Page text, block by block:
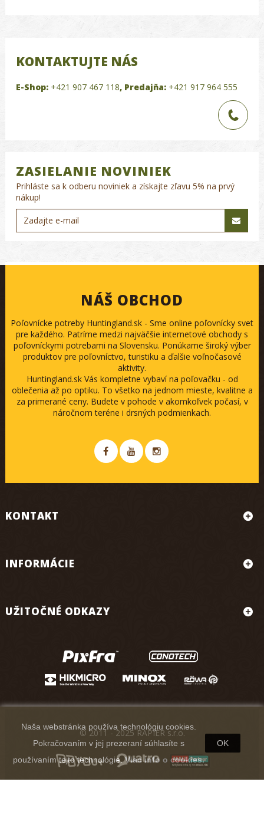
KONTAKTUJTE NÁS
E-Shop: +421 907 467 118, Predajňa: +421 917 964 555
ZASIELANIE NOVINIEK
Prihláste sa k odberu noviniek a získajte zľavu 5% na prvý
nákup!
NÁŠ OBCHOD
Poľovnícke potreby Huntingland.sk - Sme online poľovnícky svet
pre každého. Patríme medzi najväčšie internetové obchody s
poľovníckymi potrebami na Slovensku. Ponúkame široký výber
produktov pre poľovníctvo, turistiku a ďalšie voľnočasové
aktivity.
Huntingland.sk Vás kompletne vybaví na poľovačku - od
oblečenia až po optiku. To všetko na jednom mieste, kvalitne a
za primerané ceny. Budete v pohode v akomkoľvek počasí, v
náročnom teréne i drsných podmienkach.
KONTAKT
INFORMÁCIE
UŽITOČNÉ ODKAZY
Naša webstránka používa technológiu cookies.
Pokračovaním v jej prezeraní súhlasíte s
používaním tejto technológie.Viac info o cookies.
OK
© 2011 - 2025 RAPIER s.r.o.